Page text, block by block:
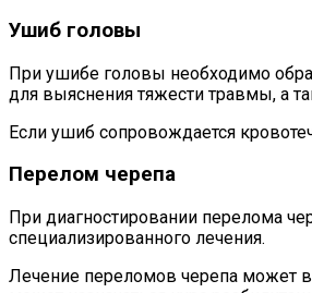
Ушиб головы
При ушибе головы необходимо
для выяснения тяжести травмы, а
Если ушиб сопровождается
Перелом черепа
При диагностировании перелома
специализированного лечения.
Лечение переломов черепа может